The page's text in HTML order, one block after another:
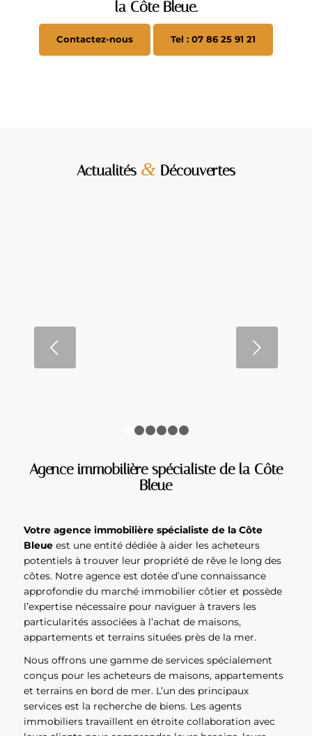
la Côte Bleue.
Contactez-nous Tel : 07 86 25 91 21
Actualités &Découvertes
Agence immobilière spécialiste de la Côte
Bleue
Votre agence immobilière spécialiste de la Côte
Bleueest une entité dédiée à aider les acheteurs
potentiels à trouver leur propriété de rêve le long des
côtes. Notre agence est dotée d’une connaissance
approfondie du marché immobilier côtier et possède
l’expertise nécessaire pour naviguer à travers les
particularités associées à l’achat de maisons,
appartements et terrains situées près de la mer.
Nous offrons une gamme de services spécialement
conçus pour les acheteurs de maisons, appartements
et terrains en bord de mer. L’un des principaux
services est la recherche de biens. Les agents
immobiliers travaillent en étroite collaboration avec